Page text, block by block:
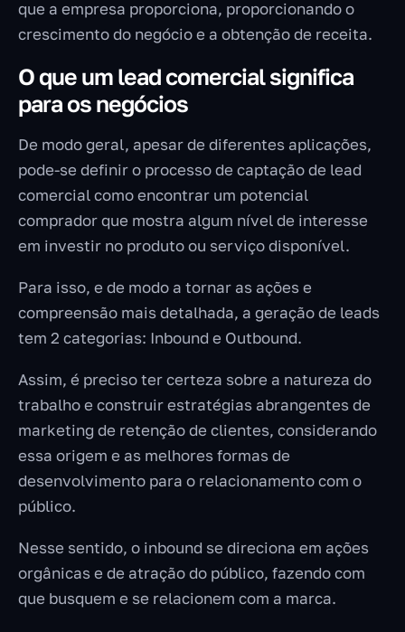
que a empresa proporciona, proporcionando o
crescimento do negócio e a obtenção de receita.
O que um lead comercial significa
para os negócios
De modo geral, apesar de diferentes aplicações,
pode-se definir o processo de captação de lead
comercial como encontrar um potencial
comprador que mostra algum nível de interesse
em investir no produto ou serviço disponível.
Para isso, e de modo a tornar as ações e
compreensão mais detalhada, a geração de leads
tem 2 categorias: Inbound e Outbound.
Assim, é preciso ter certeza sobre a natureza do
trabalho e construir estratégias abrangentes de
marketing de retenção de clientes, considerando
essa origem e as melhores formas de
desenvolvimento para o relacionamento com o
público.
Nesse sentido, o inbound se direciona em ações
orgânicas e de atração do público, fazendo com
que busquem e se relacionem com a marca.